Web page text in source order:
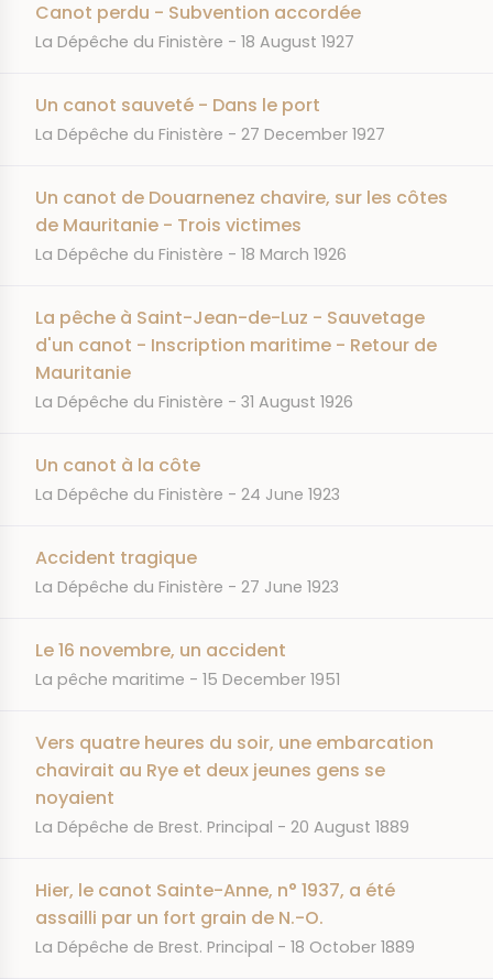
Canot perdu - Subvention accordée
JOURNAL
La Dépêche du Finistère DATE
18 August 1927
Un canot sauveté - Dans le port
JOURNAL
La Dépêche du Finistère DATE
27 December 1927
Un canot de Douarnenez chavire, sur les côtes
de Mauritanie - Trois victimes
JOURNAL
La Dépêche du Finistère DATE
18 March 1926
La pêche à Saint-Jean-de-Luz - Sauvetage
d'un canot - Inscription maritime - Retour de
Mauritanie
JOURNAL
La Dépêche du Finistère DATE
31 August 1926
Un canot à la côte
JOURNAL
La Dépêche du Finistère DATE
24 June 1923
Accident tragique
JOURNAL
La Dépêche du Finistère DATE
27 June 1923
Le 16 novembre, un accident
JOURNAL
La pêche maritime DATE
15 December 1951
Vers quatre heures du soir, une embarcation
chavirait au Rye et deux jeunes gens se
noyaient
JOURNAL
La Dépêche de Brest. Principal DATE
20 August 1889
Hier, le canot Sainte-Anne, n° 1937, a été
assailli par un fort grain de N.-O.
JOURNAL
La Dépêche de Brest. Principal DATE
18 October 1889